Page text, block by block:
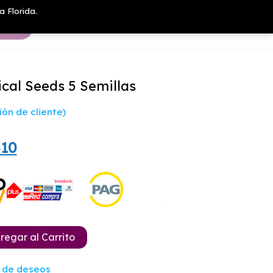
Florida.
Seeds 5 Semillas
de cliente)
El
actual
$24.510.
al Carrito
deseos